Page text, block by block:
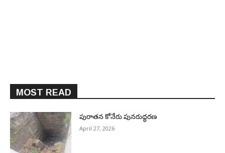
MOST READ
పురాత‌న కోనేరు పున‌రుద్ధ‌ర‌ణ
April 27, 2026